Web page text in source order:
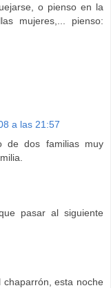
o pienso en la
mujeres,... pienso:
a las 21:57
de dos familias muy
pasar al siguiente
esta noche